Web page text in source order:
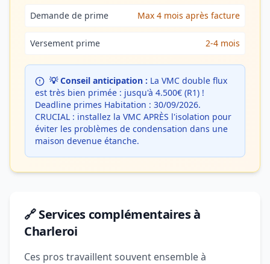
Demande de prime Max 4 mois après facture
Versement prime 2-4 mois
💡 Conseil anticipation : La VMC double flux
est très bien primée : jusqu'à 4.500€ (R1) !
Deadline primes Habitation : 30/09/2026.
CRUCIAL : installez la VMC APRÈS l'isolation pour
éviter les problèmes de condensation dans une
maison devenue étanche.
🔗 Services complémentaires à
Charleroi
Ces pros travaillent souvent ensemble à